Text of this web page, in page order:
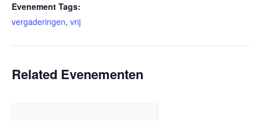
Evenement Tags:
vergaderingen, vrij
Related Evenementen